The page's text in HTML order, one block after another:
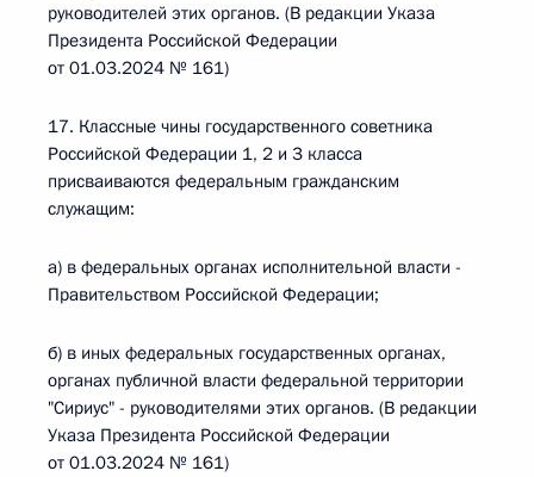
руководителей этих органов. (В редакции Указа
Президента Российской Федерации
от 01.03.2024 № 161)
17. Классные чины государственного советника
Российской Федерации 1, 2 и 3 класса
присваиваются федеральным гражданским
служащим:
а) в федеральных органах исполнительной власти -
Правительством Российской Федерации;
б) в иных федеральных государственных органах,
органах публичной власти федеральной территории
"Сириус" - руководителями этих органов. (В редакции
Указа Президента Российской Федерации
от 01.03.2024 № 161)